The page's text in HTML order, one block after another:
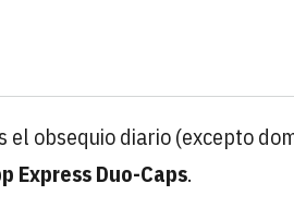
el obsequio diario (excepto
Express Duo-Caps.